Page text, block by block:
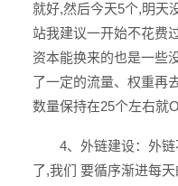
就好,然后今天5个,明天
站我建议一开始不花费
资本能换来的也是一些
了一定的流量、权重再
数量保持在25个左右就
4、外链建设：外链
了,我们 要循序渐进每